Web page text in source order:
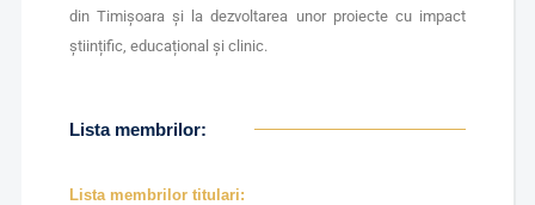
din Timișoara și la dezvoltarea unor proiecte cu impact
științific, educațional și clinic.
Lista membrilor:
Lista membrilor titulari: